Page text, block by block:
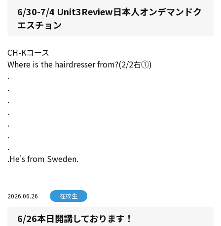
6/30-7/4 Unit3Review日本人オンデマンドク
エスチョン
CH-Kコース
Where is the hairdresser from?(2/2右➀)
.
.
.
.
.
.
.
.He's from Sweden.
2026.06.26 在校生
6/26本日開講しております！